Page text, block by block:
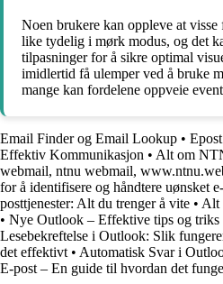
Noen brukere kan oppleve at
like tydelig i mørk modus, og det
tilpasninger for å sikre optimal
imidlertid få ulemper ved å bruke
mange kan fordelene oppveie
Email Finder og Email Lookup •
Effektiv Kommunikasjon • Alt om
webmail, ntnu webmail,
for å identifisere og håndtere uønsket
posttjenester: Alt du trenger å vite • Alt
• Nye Outlook – Effektive tips og
Lesebekreftelse i Outlook: Slik
det effektivt • Automatisk Svar i
E-post – En guide til hvordan det